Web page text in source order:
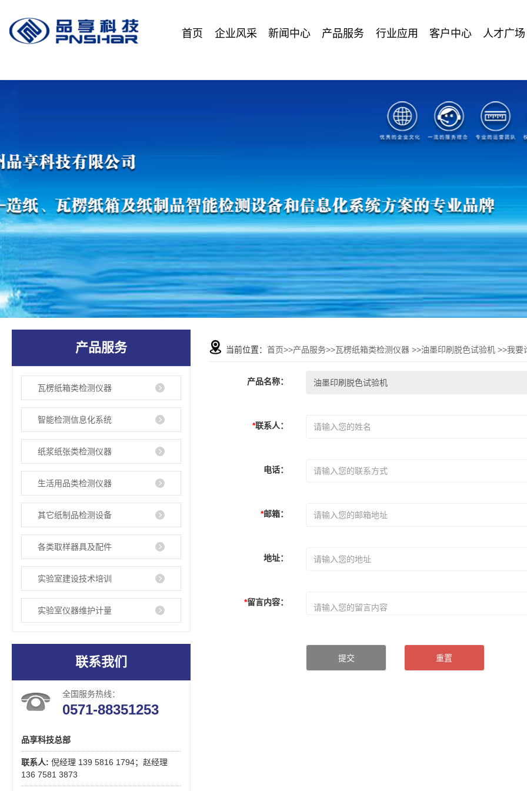
首页 企业风采 新闻中心 产品服务 行业应用 客户中心 人才广场
产品服务
瓦楞纸箱类检测仪器
智能检测信息化系统
纸浆纸张类检测仪器
生活用品类检测仪器
其它纸制品检测设备
各类取样器具及配件
实验室建设技术培训
实验室仪器维护计量
联系我们
全国服务热线：
0571-88351253
品享科技总部
联系人: 倪经理 139 5816 1794；赵经理
136 7581 3873
当前位置： 首页>>产品服务>>瓦楞纸箱类检测仪器>>油墨印刷脱色试验机>>我要
产品名称：
*联系人：
电话：
*邮箱：
地址：
*留言内容：